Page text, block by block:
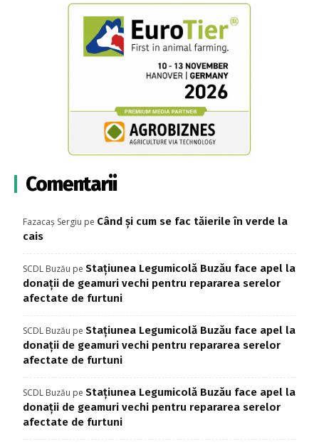
Comentarii
Fazacaș Sergiu pe Când și cum se fac tăierile în verde la
cais
SCDL Buzău pe Stațiunea Legumicolă Buzău face apel la
donații de geamuri vechi pentru repararea serelor
afectate de furtuni
SCDL Buzău pe Stațiunea Legumicolă Buzău face apel la
donații de geamuri vechi pentru repararea serelor
afectate de furtuni
SCDL Buzău pe Stațiunea Legumicolă Buzău face apel la
donații de geamuri vechi pentru repararea serelor
afectate de furtuni